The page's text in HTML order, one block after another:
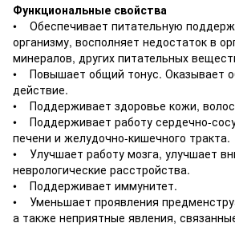
Функциональные свойства
• Обеспечивает питательную
организму, восполняет недостаток в
минералов, других питательных
• Повышает общий тонус. Оказывает
действие.
• Поддерживает здоровье кожи, волос
• Поддерживает работу сердечно-
печени и желудочно-кишечного тракта.
• Улучшает работу мозга, улучшает
неврологические расстройства.
• Поддерживает иммунитет.
• Уменьшает проявления
а также неприятные явления,